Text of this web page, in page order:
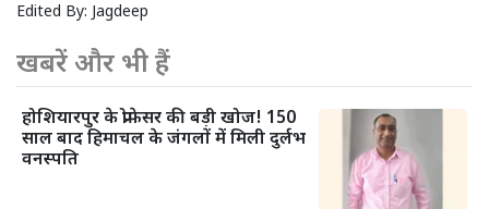
Edited By: Jagdeep
खबरें और भी हैं
होशियारपुर के प्रोफेसर की बड़ी खोज! 150
साल बाद हिमाचल के जंगलों में मिली दुर्लभ
वनस्पति